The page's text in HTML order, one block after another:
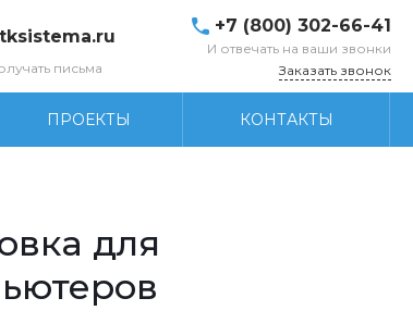
письма
+7 (800) 302-66-41
И отвечать на ваши звонки
Заказать звонок
ПРОЕКТЫ КОНТАКТЫ
для